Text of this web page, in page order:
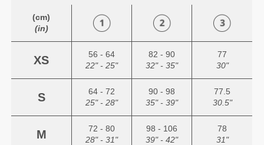
(cm)
(in)
XS
56 - 64
22" - 25"
82 - 90
32" - 35"
77
30"
S
64 - 72
25" - 28"
90 - 98
35" - 39"
77.5
30.5"
M
72 - 80
28" - 31"
98 - 106
39" - 42"
78
31"